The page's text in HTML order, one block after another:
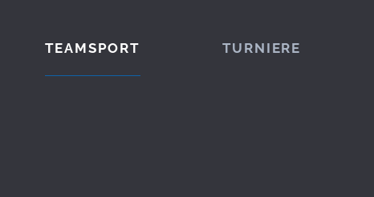
TEAMSPORT TURNIERE